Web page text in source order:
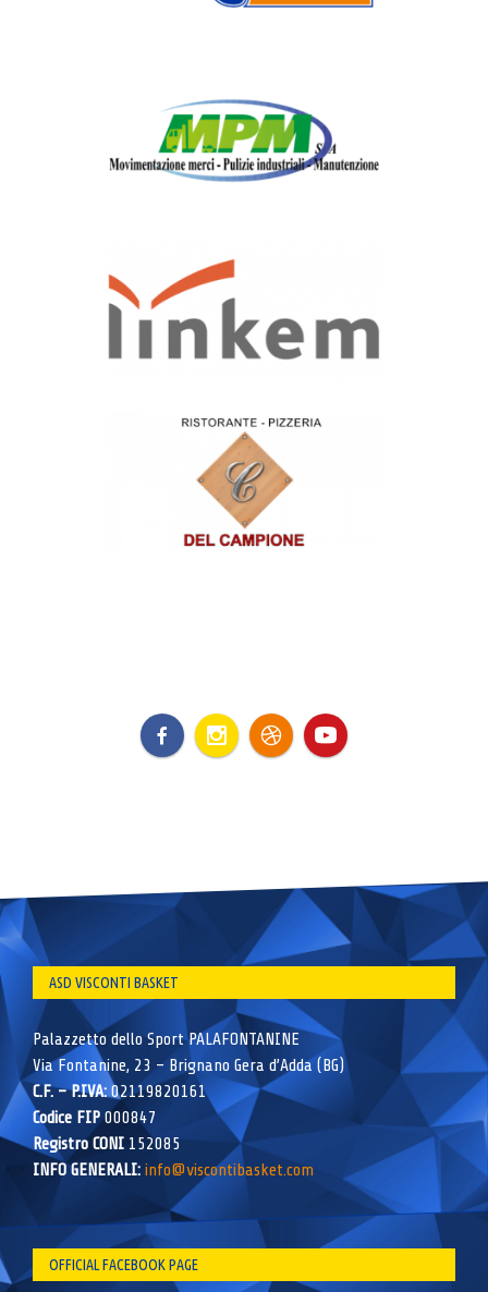
ASD VISCONTI BASKET
Palazzetto dello Sport PALAFONTANINE
Via Fontanine, 23 – Brignano Gera d’Adda (BG)
C.F. – P.IVA:02119820161
Codice FIP000847
Registro CONI 152085
INFO GENERALI: info@viscontibasket.com
OFFICIAL FACEBOOK PAGE